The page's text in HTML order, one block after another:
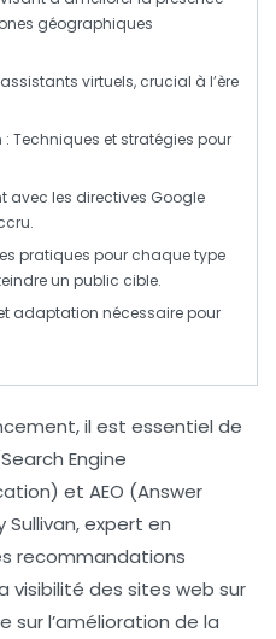
géographiques
virtuels, crucial à l’ère
: Techniques et stratégies pour
avec les directives Google
pratiques pour chaque type
un public cible.
adaptation nécessaire pour
, il est essentiel de
Engine
et AEO (Answer
Sullivan, expert en
recommandations
visibilité des sites web sur
sur l’amélioration de la